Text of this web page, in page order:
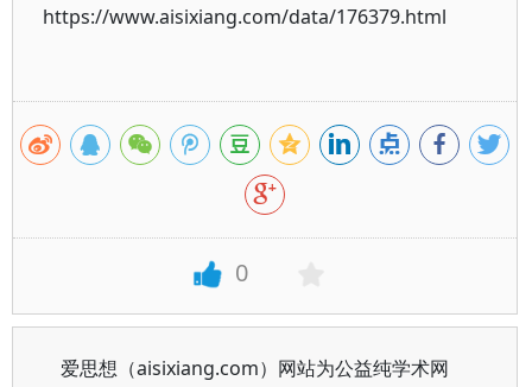
https://www.aisixiang.com/data/176379.html
0
爱思想（aisixiang.com）网站为公益纯学术网